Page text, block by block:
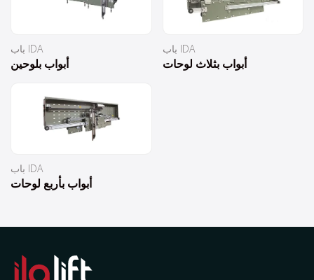
باب IDA
أبواب بلوحين
باب IDA
أبواب بثلاث لوحات
باب IDA
أبواب بأربع لوحات